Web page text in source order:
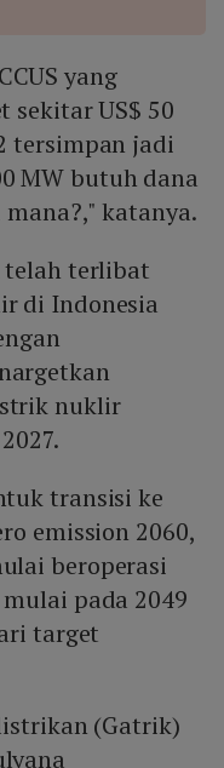
yang
sekitar US$ 50
tersimpan jadi
MW butuh dana
katanya.
telah terlibat
di Indonesia
nuklir
transisi ke
emission 2060,
beroperasi
pada 2049
target
(Gatrik)